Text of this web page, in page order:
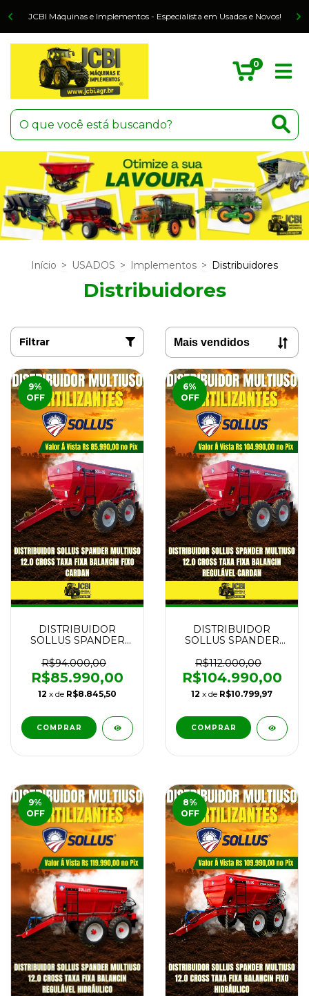
JCBI Máquinas e Implementos - Especialista em Usados e Novos!
0
Início > USADOS > Implementos > Distribuidores
Distribuidores
Filtrar
9%
OFF
DISTRIBUIDOR
SOLLUS SPANDER
CROSS TAXA FIXA
BALANCIN FIXO
CARDAN NOVO
R$94.000,00
R$85.990,00
12 x de R$8.845,50
6%
OFF
DISTRIBUIDOR
SOLLUS SPANDER
CROSS TAXA FIXA
BALANCIN
REGULÁVEL CARDAN
NOVO
R$112.000,00
R$104.990,00
12 x de R$10.799,97
9%
OFF
8%
OFF